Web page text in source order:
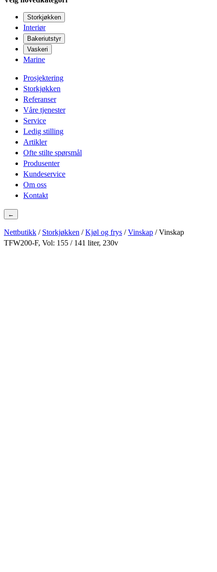
Storkjøkken
Interiør
Bakeriutstyr
Vaskeri
Marine
Prosjektering
Storkjøkken
Referanser
Våre tjenester
Service
Ledig stilling
Artikler
Ofte stilte spørsmål
Produsenter
Kundeservice
Om oss
Kontakt
←
Nettbutikk / Storkjøkken /Kjøl og frys /Vinskap / Vinskap
TFW200-F, Vol: 155 / 141 liter, 230v